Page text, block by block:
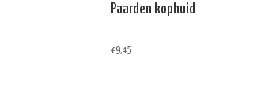
Paarden kophuid
€9,45